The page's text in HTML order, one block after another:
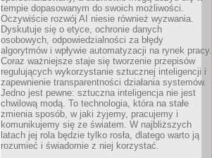
tempie dopasowanym do swoich możliwości.
Oczywiście rozwój AI niesie również wyzwania.
Dyskutuje się o etyce, ochronie danych
osobowych, odpowiedzialności za błędy
algorytmów i wpływie automatyzacji na rynek pracy.
Coraz ważniejsze staje się tworzenie przepisów
regulujących wykorzystanie sztucznej inteligencji i
zapewnienie transparentności działania systemów.
Jedno jest pewne: sztuczna inteligencja nie jest
chwilową modą. To technologia, która na stałe
zmienia sposób, w jaki żyjemy, pracujemy i
komunikujemy się ze światem. W najbliższych
latach jej rola będzie tylko rosła, dlatego warto ją
rozumieć i świadomie z niej korzystać.